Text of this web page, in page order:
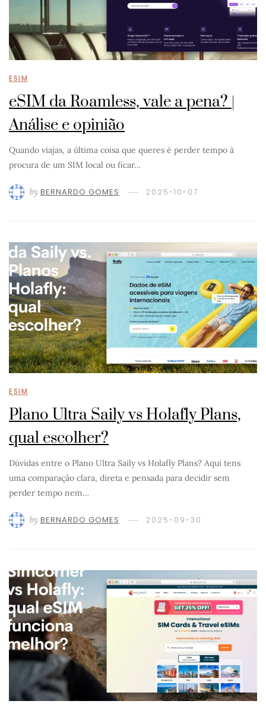
ESIM
eSIM da Roamless, vale a pena? |
Análise e opinião
Quando viajas, a última coisa que queres é perder tempo à
procura de um SIM local ou ficar…
by BERNARDO GOMES 2025-10-07
ESIM
Plano Ultra Saily vs Holafly Plans,
qual escolher?
Dúvidas entre o Plano Ultra Saily vs Holafly Plans? Aqui tens
uma comparação clara, direta e pensada para decidir sem
perder tempo nem…
by BERNARDO GOMES 2025-09-30